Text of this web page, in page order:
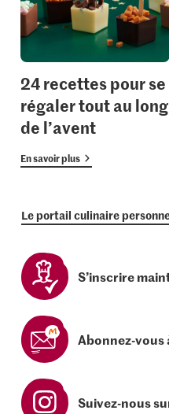
24 recettes pour se
régaler tout au long
de l’avent
En savoir plus
Le portail culinaire
S’inscrire
Abonnez-vous
Suivez-nous